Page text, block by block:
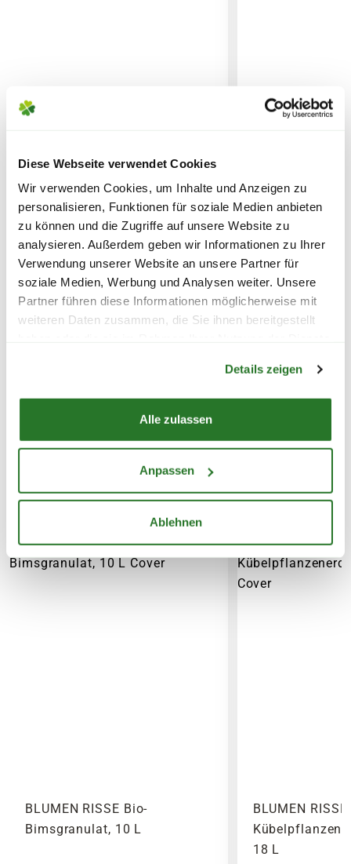
Diese Webseite verwendet Cookies
Wir verwenden Cookies, um Inhalte und Anzeigen zu
personalisieren, Funktionen für soziale Medien anbieten
zu können und die Zugriffe auf unsere Website zu
analysieren. Außerdem geben wir Informationen zu Ihrer
Verwendung unserer Website an unsere Partner für
soziale Medien, Werbung und Analysen weiter. Unsere
Partner führen diese Informationen möglicherweise mit
weiteren Daten zusammen, die Sie ihnen bereitgestellt
Details zeigen
Alle zulassen
Anpassen
Ablehnen
und somit individuell ist.
Aussehen, Größe, Form und Farbe der
Abhängig von der aktuellen Jahreszeit
können ebenfalls dieBlütenständeund
Reifezeitenvariieren.
DieLiefergrößewird zusätzlich durch
saisonale Formschnitte beeinflusst,
welche in den Gärtnereien durchgeführt
werden. Die am Produkt angegebene
14,95€
BLUMEN RISSE Bio-
Pflanzerde, torffrei, 50 L
12,99
inkl. MwSt.zzgl. Versandkosten
FLORAGARD
'Florahum', 60 L
17,99
inkl. MwSt. zzgl.
WEITERE PRODUKTE
BLUMEN RISSE Bio-
Bimsgranulat, 10 L
BLUMEN
18 L